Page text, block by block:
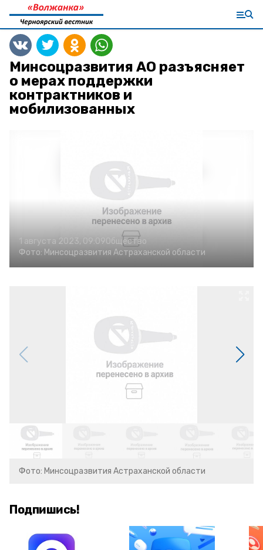
Минсоцразвития АО разъясняет
о мерах поддержки
контрактников и
мобилизованных
1 августа 2023, 09:09Общество
Фото: Минсоцразвития Астраханской области
Фото: Минсоцразвития Астраханской области
Подпишись!